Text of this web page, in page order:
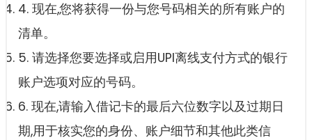
4. 现在,您将获得一份与您号码相关的所有账户的
清单。
5. 请选择您要选择或启用UPI离线支付方式的银行
账户选项对应的号码。
6. 现在,请输入借记卡的最后六位数字以及过期日
期,用于核实您的身份、账户细节和其他此类信